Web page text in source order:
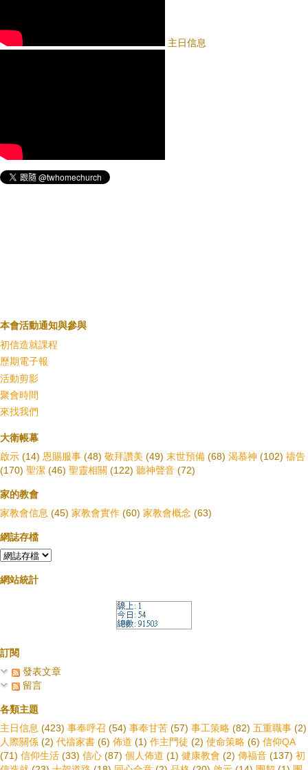
主日信息
本會活動通知與參與
初信造就課程
歷期電子報
活動剪影
聚會時間
來找我們
大衛帳幕
啟示 (14) 恩賜服事 (48) 敬拜讚美 (49) 末世預備 (68) 渴慕神 (102) 禱告
(170) 聖潔 (46) 聖靈相關 (122) 聽神聲音 (72)
家的教會
家教會信息 (45) 家教會實作 (60) 家教會概念 (63)
網誌存檔
網站統計
訂閱
發表文章
留言
各類主題
主日信息 (423) 事奉呼召 (54) 事奉甘苦 (57) 事工策略 (82) 五重職事 (2)
人際關係 (2) 代禱家書 (6) 佈道 (1) 作主門徒 (2) 使命策略 (6) 信仰QA
(71) 信仰生活 (33) 信心 (87) 個人佈道 (1) 健康教會 (2) 傳福音 (137) 初